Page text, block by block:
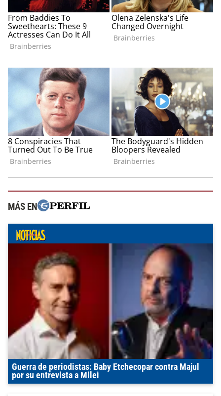
MÁS EN
Guerra de periodistas: Baby Etchecopar contra Majul
por su entrevista a Milei